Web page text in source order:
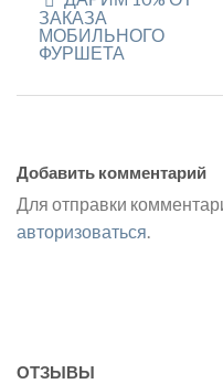
ЗАКАЗА
МОБИЛЬНОГО
ФУРШЕТА
Добавить комментарий
Для отправки
авторизоваться.
ОТЗЫВЫ